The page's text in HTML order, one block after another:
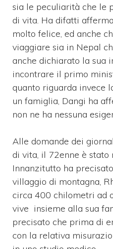
sia le peculiarità che le
di vita. Ha difatti
molto felice, ed anche
viaggiare sia in Nepal
anche dichiarato la sua
incontrare il primo
quanto riguarda invece
un famiglia, Dangi ha
non ne ha nessuna
Alle domande dei
di vita, il 72enne è stato
Innanzitutto ha
villaggio di montagna,
circa 400 chilometri ad
vive insieme alla sua
precisato che prima di
con la relativa